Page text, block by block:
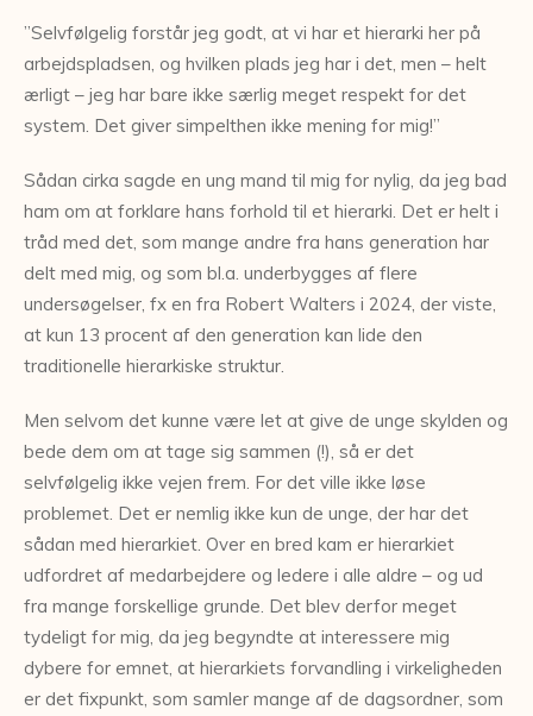
”Selvfølgelig forstår jeg godt, at vi har et hierarki her på
arbejdspladsen, og hvilken plads jeg har i det, men – helt
ærligt – jeg har bare ikke særlig meget respekt for det
system. Det giver simpelthen ikke mening for mig!”
Sådan cirka sagde en ung mand til mig for nylig, da jeg bad
ham om at forklare hans forhold til et hierarki. Det er helt i
tråd med det, som mange andre fra hans generation har
delt med mig, og som bl.a. underbygges af flere
undersøgelser, fx en fra Robert Walters i 2024, der viste,
at kun 13 procent af den generation kan lide den
traditionelle hierarkiske struktur.
Men selvom det kunne være let at give de unge skylden og
bede dem om at tage sig sammen (!), så er det
selvfølgelig ikke vejen frem. For det ville ikke løse
problemet. Det er nemlig ikke kun de unge, der har det
sådan med hierarkiet. Over en bred kam er hierarkiet
udfordret af medarbejdere og ledere i alle aldre – og ud
fra mange forskellige grunde. Det blev derfor meget
tydeligt for mig, da jeg begyndte at interessere mig
dybere for emnet, at hierarkiets forvandling i virkeligheden
er det fixpunkt, som samler mange af de dagsordner, som